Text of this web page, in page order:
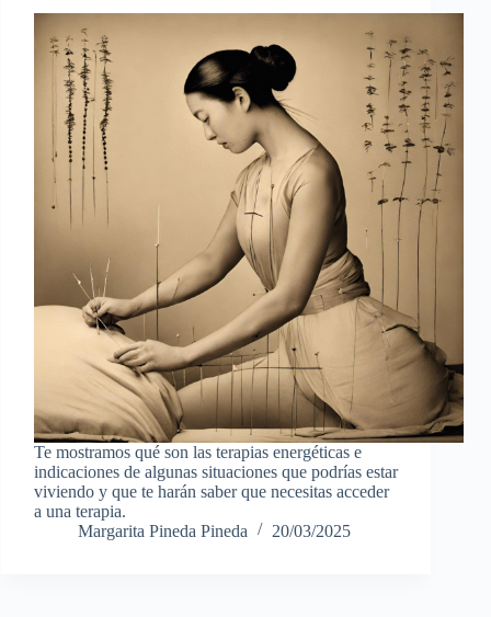
Te mostramos qué son las terapias energéticas e
indicaciones de algunas situaciones que podrías estar
viviendo y que te harán saber que necesitas acceder
a una terapia.
Margarita Pineda Pineda
20/03/2025